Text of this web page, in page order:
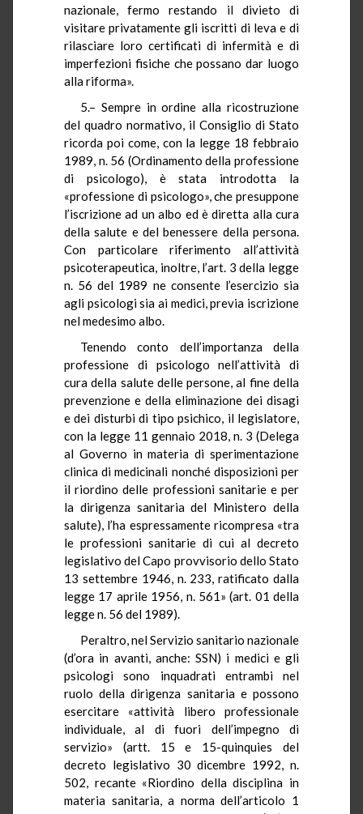
nazionale, fermo restando il divieto di
visitare privatamente gli iscritti di leva e di
rilasciare loro certificati di infermità e di
imperfezioni fisiche che possano dar luogo
alla riforma».
5.– Sempre in ordine alla ricostruzione
del quadro normativo, il Consiglio di Stato
ricorda poi come, con la legge 18 febbraio
1989, n. 56 (Ordinamento della professione
di psicologo), è stata introdotta la
«professione di psicologo», che presuppone
l’iscrizione ad un albo ed è diretta alla cura
della salute e del benessere della persona.
Con particolare riferimento all’attività
psicoterapeutica, inoltre, l’art. 3 della legge
n. 56 del 1989 ne consente l’esercizio sia
agli psicologi sia ai medici, previa iscrizione
nel medesimo albo.
Tenendo conto dell’importanza della
professione di psicologo nell’attività di
cura della salute delle persone, al fine della
prevenzione e della eliminazione dei disagi
e dei disturbi di tipo psichico, il legislatore,
con la legge 11 gennaio 2018, n. 3 (Delega
al Governo in materia di sperimentazione
clinica di medicinali nonché disposizioni per
il riordino delle professioni sanitarie e per
la dirigenza sanitaria del Ministero della
salute), l’ha espressamente ricompresa «tra
le professioni sanitarie di cui al decreto
legislativo del Capo provvisorio dello Stato
13 settembre 1946, n. 233, ratificato dalla
legge 17 aprile 1956, n. 561» (art. 01 della
legge n. 56 del 1989).
Peraltro, nel Servizio sanitario nazionale
(d’ora in avanti, anche: SSN) i medici e gli
psicologi sono inquadrati entrambi nel
ruolo della dirigenza sanitaria e possono
esercitare «attività libero professionale
individuale, al di fuori dell’impegno di
servizio» (artt. 15 e 15-quinquies del
decreto legislativo 30 dicembre 1992, n.
502, recante «Riordino della disciplina in
materia sanitaria, a norma dell’articolo 1